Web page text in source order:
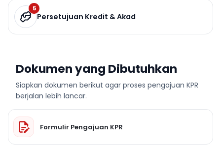
5
Persetujuan Kredit & Akad
Dokumen yang Dibutuhkan
Siapkan dokumen berikut agar proses pengajuan KPR
berjalan lebih lancar.
Formulir Pengajuan KPR